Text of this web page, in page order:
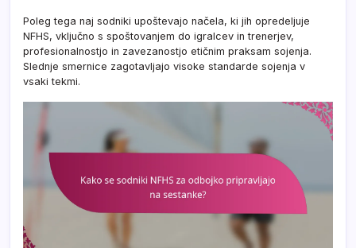
Poleg tega naj sodniki upoštevajo načela, ki jih opredeljuje
NFHS, vključno s spoštovanjem do igralcev in trenerjev,
profesionalnostjo in zavezanostjo etičnim praksam sojenja.
Slednje smernice zagotavljajo visoke standarde sojenja v
vsaki tekmi.